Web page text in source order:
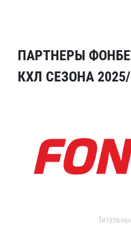
ПАРТНЕРЫ
КХЛ СЕЗОНА